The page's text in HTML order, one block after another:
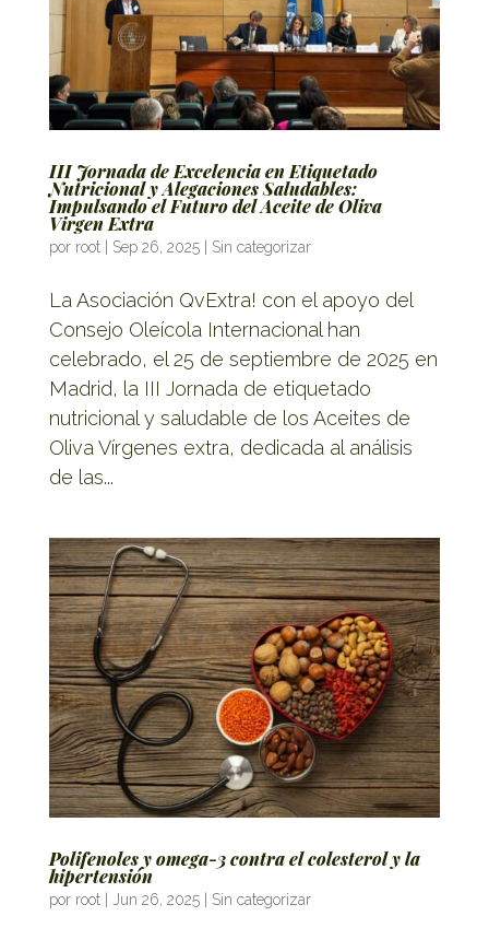
III Jornada de Excelencia en Etiquetado
Nutricional y Alegaciones Saludables:
Impulsando el Futuro del Aceite de Oliva
Virgen Extra
por root| Sep 26, 2025| Sin categorizar
La Asociación QvExtra! con el apoyo del
Consejo Oleícola Internacional han
celebrado, el 25 de septiembre de 2025 en
Madrid, la III Jornada de etiquetado
nutricional y saludable de los Aceites de
Oliva Vírgenes extra, dedicada al análisis
de las...
Polifenoles y omega-3 contra el colesterol y la
hipertensión
por root| Jun 26, 2025| Sin categorizar